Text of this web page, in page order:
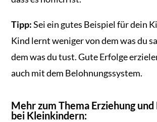
Tipp:Sei ein gutes Beispiel für dein
Kind lernt weniger von dem was du
dem was du tust. Gute Erfolge
auch mit dem Belohnungssystem.
Mehr zum Thema Erziehung
bei Kleinkindern: